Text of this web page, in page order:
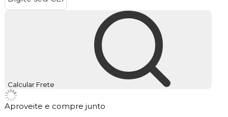
Calcular Frete
Aproveite e compre junto